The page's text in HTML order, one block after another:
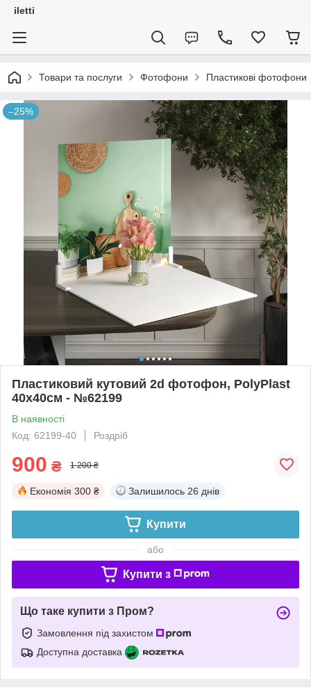
iletti
Товари та послуги Фотофони Пластикові фотофони
–25%
Пластиковий кутовий 2d фотофон, PolyPlast
40x40см - №62199
В наявності
Код: 62199-40
Роздріб
900 ₴ 1 200 ₴
Економія 300 ₴ Залишилось 26 днів
Купити
або
Купити з
Що таке купити з Пром?
Замовлення під захистом
Доступна доставка